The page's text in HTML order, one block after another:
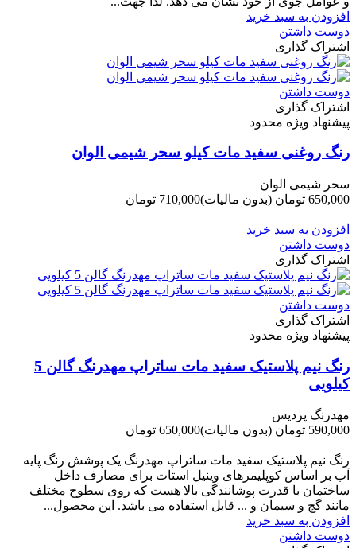
افزودن به سبد خرید
دوست داشتن
اشتراک گذاری
دوست داشتن
اشتراک گذاری
پیشنهاد ویژه محدود
رنگ روغنی سفید مات کیلو سحر شیمی الوان
سحر شیمی الوان
650,000 تومان
(بدون مالیات)710,000 تومان
افزودن به سبد خرید
دوست داشتن
اشتراک گذاری
دوست داشتن
اشتراک گذاری
پیشنهاد ویژه محدود
رنگ نیم پلاستیک سفید مات ساتراپ مهدرنگ گالن 5
کیلویی
مهدرنگ پردیس
590,000 تومان
(بدون مالیات)650,000 تومان
رنگ نیم پلاستیک سفید مات ساتراپ مهدرنگ یک پوشش رنگ پایه
آب بر اساس کوپلیمرهای وینیل استات برای مصارف داخل
ساختمان با قدرت پوشانندگی بالا هست که روی سطوح مختلف
مانند گچ و سیمان و ... قابل استفاده می باشد. این محصول...
افزودن به سبد خرید
دوست داشتن